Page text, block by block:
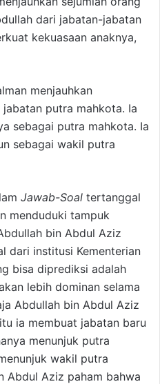
dari jabatan-jabatan
kekuasaan anaknya,
menjauhkan
putra mahkota. Ia
sebagai putra mahkota. Ia
sebagai wakil putra
Jawab-Soal tertanggal
menduduki tampuk
bin Abdul Aziz
dari institusi Kementerian
bisa diprediksi adalah
lebih dominan selama
Abdullah bin Abdul Aziz
ia membuat jabatan baru
menunjuk putra
wakil putra
Abdul Aziz paham bahwa